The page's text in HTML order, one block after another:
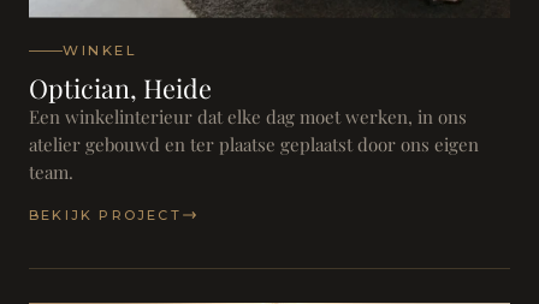
WINKEL
Optician, Heide
Een winkelinterieur dat elke dag moet werken, in ons
atelier gebouwd en ter plaatse geplaatst door ons eigen
team.
BEKIJK PROJECT